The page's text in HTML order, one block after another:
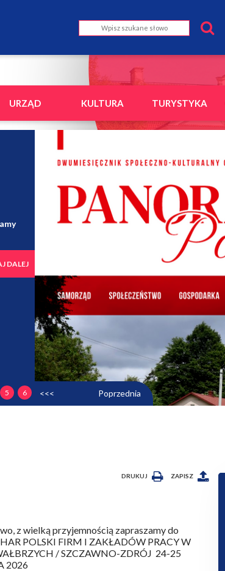
URZĄD KULTURA TURYSTYKA
DALEJ
5 6 <<< Poprzednia
DRUKUJ ZAPISZ
z wielką przyjemnością zapraszamy do
POLSKI FIRM I ZAKŁADÓW PRACY W
/ SZCZAWNO-ZDRÓJ 24-25
2026